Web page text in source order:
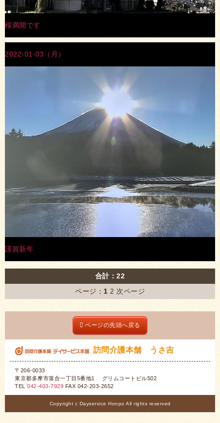
桜満開です
2022-01-03（月）
謹賀新年
合計：22
ページ： 1 2 次ページ
ページの先頭へ戻る
訪問介護本舗 うさ吉
〒206-0033
東京都多摩市落合一丁目5番地1 グリムコートビル502
TEL 042-403-7929 FAX 042-203-2652
Copyright c Dayservice Honpo All rights reserved